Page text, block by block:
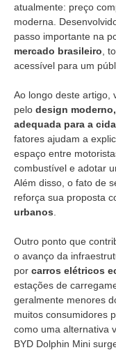
atualmente: preço
moderna.
passo importante na
mercado brasileiro ,
acessível para um
Ao longo deste artigo,
pelo design
adequada para a
fatores ajudam a
espaço entre
combustível e adotar
Além disso, o fato de
reforça sua proposta
urbanos
Outro ponto que
o avanço da
por carros elétricos
estações de
geralmente menores
muitos consumidores
como uma alternativa
BYD Dolphin Mini